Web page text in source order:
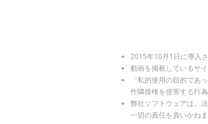
2015年10月1日に導入
動画を掲載しているサ
「私的使用の目的であ
作隣接権を侵害する行
弊社ソフトウェアは、
一切の責任を負いかね